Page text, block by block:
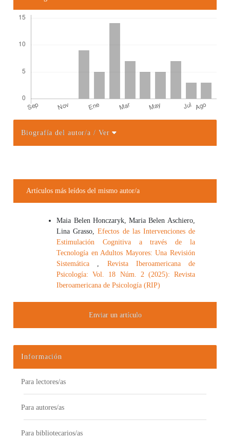
Biografía del autor/a/ Ver
Artículos más leídos del mismo autor/a
Maia Belen Honczaryk, Maria Belen Aschiero,
Lina Grasso,Efectos de las Intervenciones de
Estimulación Cognitiva a través de la
Tecnología en Adultos Mayores: Una Revisión
Sistemática , Revista Iberoamericana de
Psicología: Vol. 18 Núm. 2 (2025): Revista
Iberoamericana de Psicología (RIP)
Enviar un artículo
Información
Para lectores/as
Para autores/as
Para bibliotecarios/as